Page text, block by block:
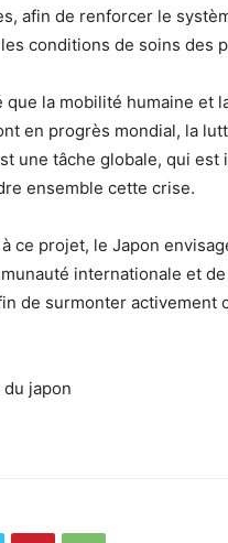
afin de renforcer le
les conditions de soins des
que la mobilité humaine et
en progrès mondial, la
une tâche globale, qui est
ensemble cette crise.
ce projet, le Japon
internationale et
de surmonter activement
du japon